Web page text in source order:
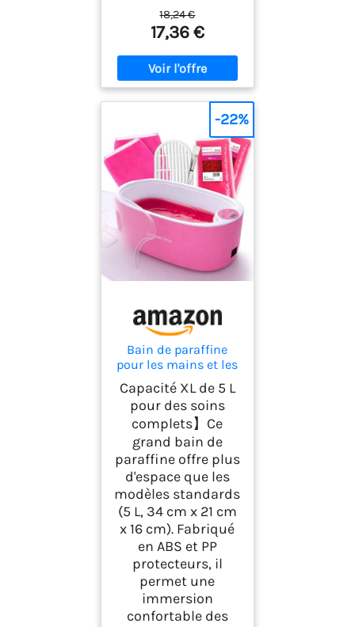
18,24 €
17,36 €
Bain de paraffine
pour les mains et les
pieds Boston
Tech®Appareil à
paraffine pour
soulager les douleurs
musculaires et
l'arthrite. Grande
capacité de 5 L.
Contient 900 g de
paraffine et
accessoires
Capacité XL de 5 L
pour des soins
complets】Ce
grand bain de
paraffine offre plus
d'espace que les
modèles standards
(5 L, 34 cm x 21 cm
x 16 cm). Fabriqué
en ABS et PP
protecteurs, il
permet une
immersion
confortable des
-22%